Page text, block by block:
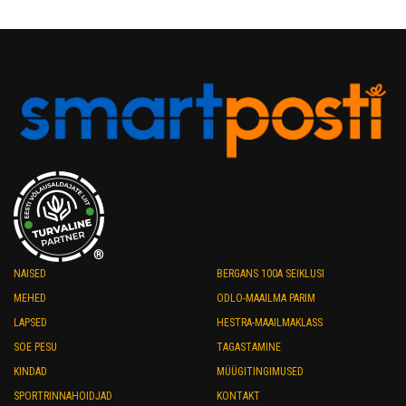
be
chosen
on
be
chosen
on
®
NAISED
MEHED
LAPSED
SOE PESU
KINDAD
SPORTRINNAHOIDJAD
BERGANS 100A SEIKLUSI
ODLO-MAAILMA PARIM
HESTRA-MAAILMAKLASS
TAGASTAMINE
MÜÜGITINGIMUSED
KONTAKT